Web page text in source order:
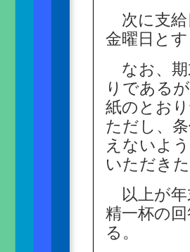
次に支給
金曜日と
なお、期
りである
紙のとお
ただし、
えないよ
いただき
以上が年
精一杯の
る。